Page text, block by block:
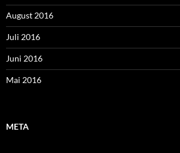
August 2016
Juli 2016
Juni 2016
Mai 2016
META